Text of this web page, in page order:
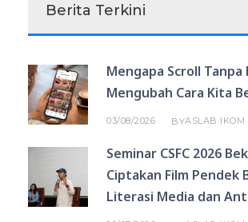
Berita Terkini
Mengapa Scroll Tanpa
Mengubah Cara Kita
03/08/2026 BYASLAB IKOM
Seminar CSFC 2026
Ciptakan Film Pendek
Literasi Media dan